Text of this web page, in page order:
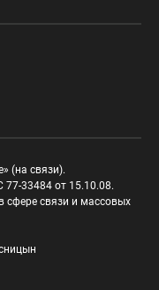
(на связи).
33484 от 15.10.08.
сфере связи и массовых